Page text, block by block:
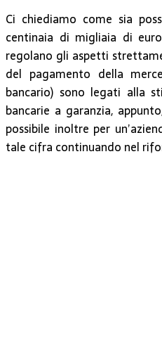
Ci chiediamo come sia
centinaia di migliaia di
regolano gli aspetti
del pagamento della
bancario) sono legati alla
bancarie a garanzia,
possibile inoltre per
tale cifra continuando nel